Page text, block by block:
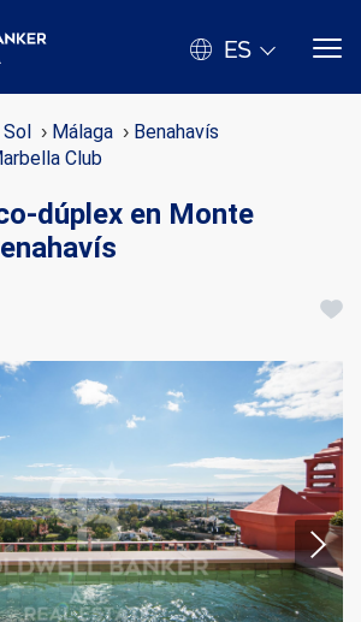
ES
Málaga
Benahavís
Club
dúplex en Monte